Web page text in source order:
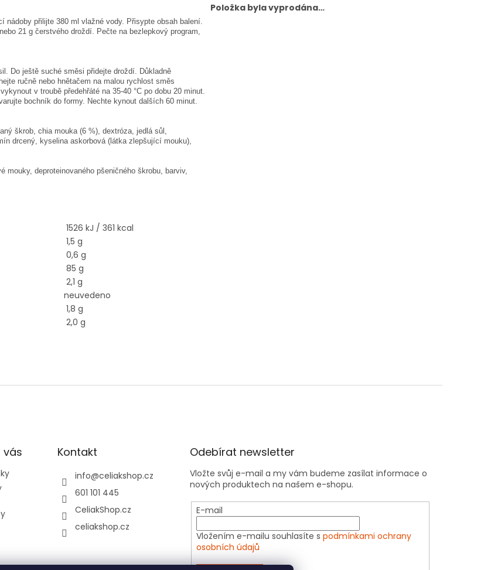
přilijte 380 ml vlažné vody. Přisypte obsah balení.
21 g čerstvého droždí. Pečte na bezlepkový program,
Do ještě suché směsi přidejte droždí. Důkladně
ručně nebo hnětačem na malou rychlost směs
v troubě předehřáté na 35-40 °C po dobu 20 minut.
bochník do formy. Nechte kynout dalších 60 minut.
škrob, chia mouka (6 %), dextróza, jedlá sůl,
drcený, kyselina askorbová (látka zlepšující mouku),
deproteinovaného pšeničného škrobu, barviv,
1526 kJ / 361 kcal
1,5 g
0,6 g
85 g
2,1 g
neuvedeno
1,8 g
2,0 g
Položka byla vyprodána…
vás Kontakt
info@celiakshop.cz
601 101 445
CeliakShop.cz
celiakshop.cz
Odebírat newsletter
Vložte svůj e-mail a my vám budeme zasílat informace o
nových produktech na našem e-shopu.
E-mail
Vložením e-mailu souhlasíte spodmínkami ochrany
osobních údajů